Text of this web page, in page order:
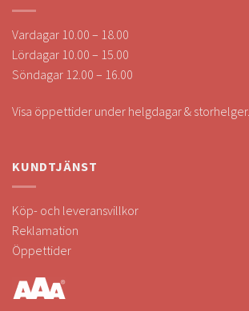
Vardagar 10.00 – 18.00
Lördagar 10.00 – 15.00
Söndagar 12.00 – 16.00
Visa öppettider under helgdagar & storhelger.
KUNDTJÄNST
Köp- och leveransvillkor
Reklamation
Öppettider